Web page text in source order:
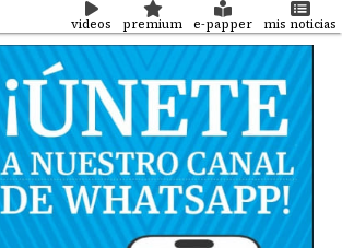
videos premium e-papper mis noticias